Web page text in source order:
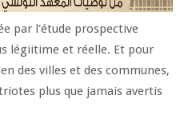
par l'étude prospective
légiitime et réelle. Et pour
des villes et des communes,
plus que jamais avertis